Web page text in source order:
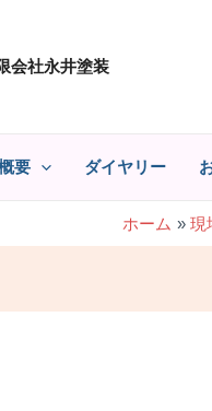
会社永井塗装
要 ダイヤリー
ホーム 現